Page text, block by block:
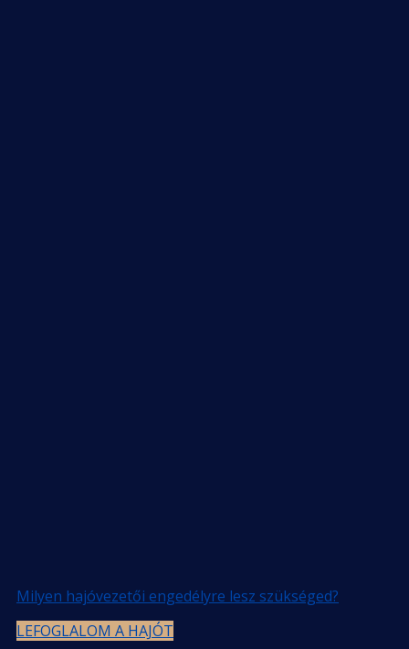
Milyen hajóvezetői engedélyre lesz szükséged?
LEFOGLALOM A HAJÓT